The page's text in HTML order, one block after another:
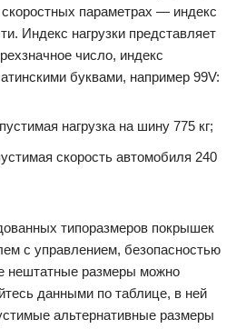
параметрах — индекс
Индекс нагрузки представляет
число, индекс
буквами, например 99V:
нагрузка на шину 775 кг;
скорость автомобиля 240
типоразмеров покрышек
с управлением, безопасностью
нештатные размеры можно
данными по таблице, в ней
альтернативные размеры